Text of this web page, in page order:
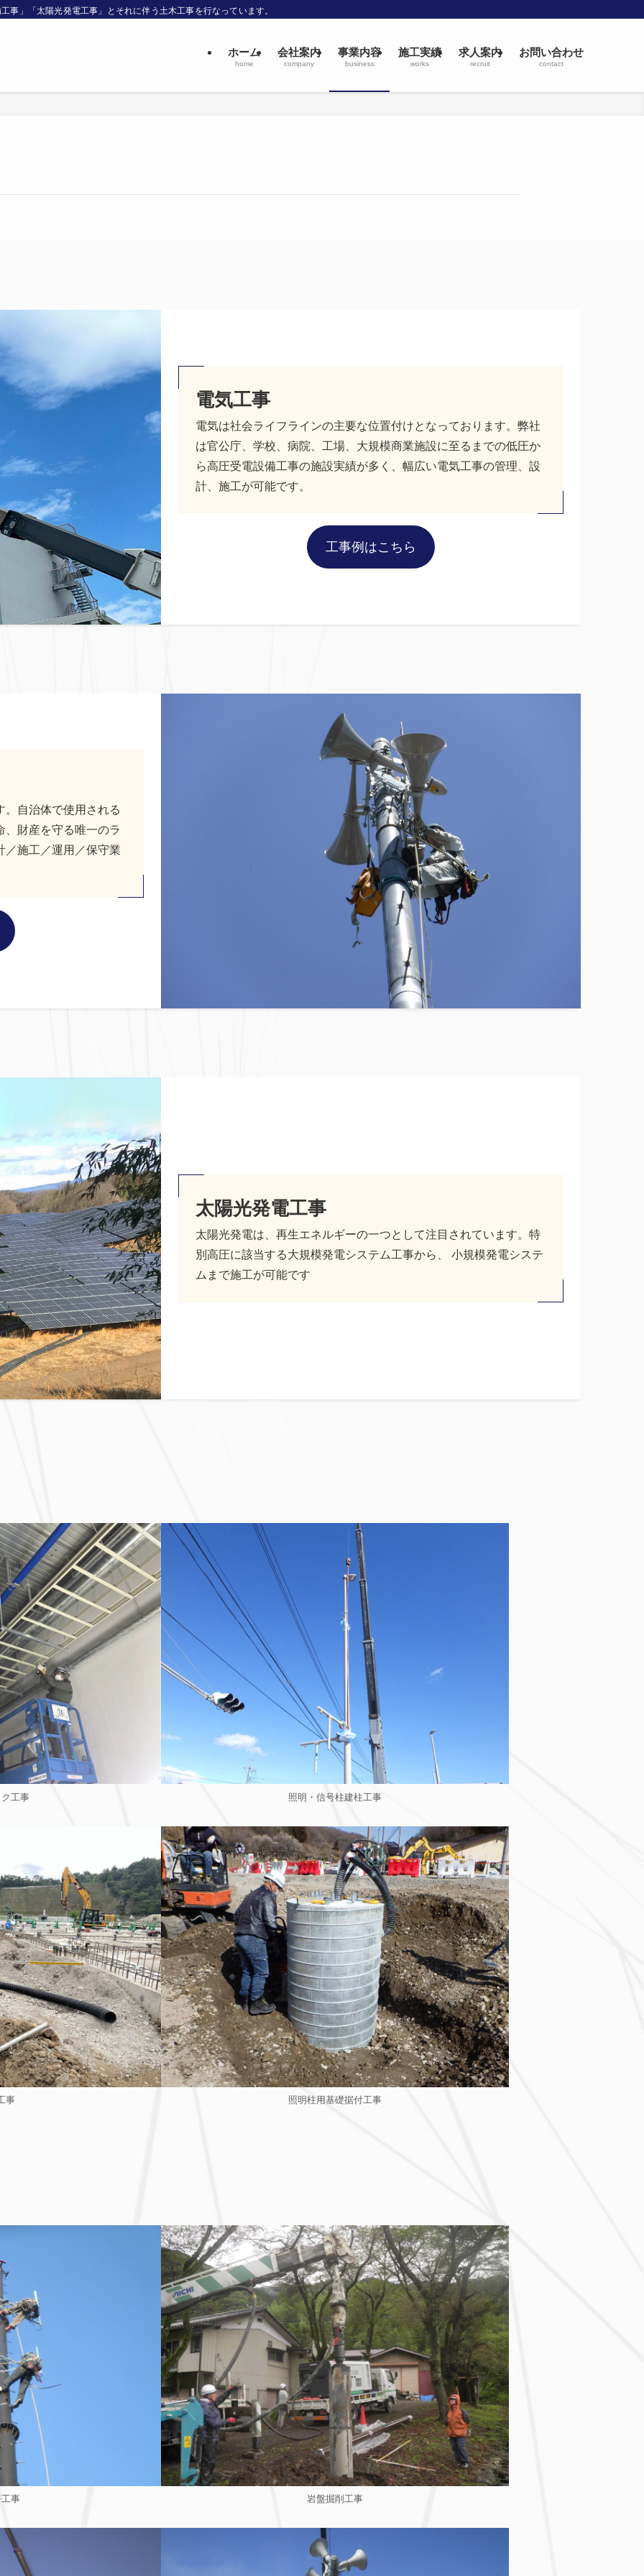
」「太陽光発電工事」とそれに伴う土木工事を行なっています。
ホーム
home
会社案内
company
事業内容
business
施工実績
works
求人案内
recruit
お問い合わせ
contact
電気工事
電気は社会ライフラインの主要な位置付けとなっております。弊社
は官公庁、学校、病院、工場、大規模商業施設に至るまでの低圧か
ら高圧受電設備工事の施設実績が多く、幅広い電気工事の管理、設
計、施工が可能です。
工事例はこちら
。自治体で使用される
、財産を守る唯一のラ
／施工／運用／保守業
太陽光発電工事
太陽光発電は、再生エネルギーの一つとして注目されています。特
別高圧に該当する大規模発電システム工事から、 小規模発電システ
ムまで施工が可能です
工事 照明・信号柱建柱工事
事 照明柱用基礎据付工事
事 岩盤掘削工事